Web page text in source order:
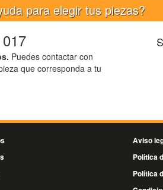
para elegir tus piezas?
Puedes contactar con
que corresponda a tu
Aviso
Política
Política